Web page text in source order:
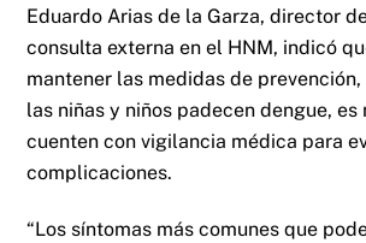
Eduardo Arias de la Garza, director
consulta externa en el HNM, indicó
mantener las medidas de
las niñas y niños padecen dengue, es
cuenten con vigilancia médica para
complicaciones.
“Los síntomas más comunes que